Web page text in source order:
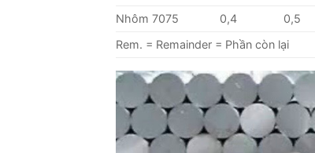
Nhôm 7075 0,4 0,5
Rem. = Remainder = Phần còn lại